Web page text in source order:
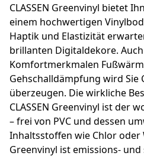
CLASSEN Greenvinyl bietet
einem hochwertigen
Haptik und Elastizität
brillanten Digital­dekore.
Komfortmerkmalen
Gehschalldämpfung wird Sie
überzeugen. Die wirkliche
CLASSEN Greenvinyl ist der
– frei von PVC und dessen
Inhaltsstoffen wie Chlor oder
Greenvinyl ist emissions-